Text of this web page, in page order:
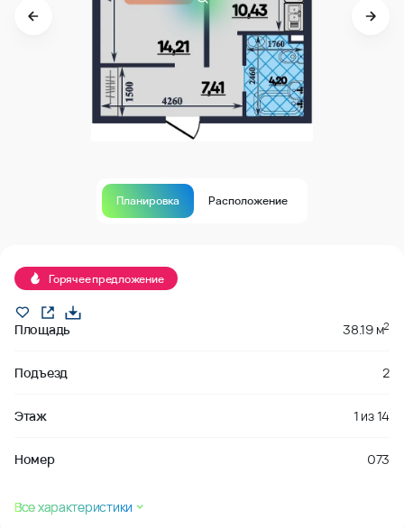
Планировка Расположение
Горячее предложение
Площадь 38.19 м2
Подъезд 2
Этаж 1 из14
Номер 073
Все характеристики